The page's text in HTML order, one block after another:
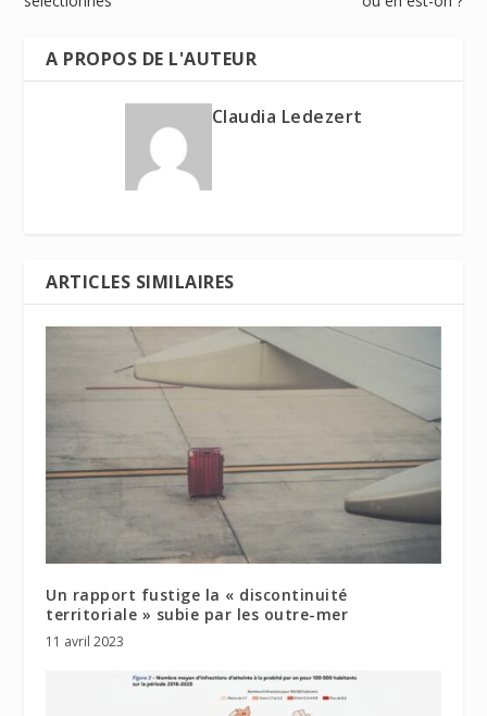
A PROPOS DE L'AUTEUR
Claudia Ledezert
ARTICLES SIMILAIRES
Un rapport fustige la « discontinuité
territoriale » subie par les outre-mer
11 avril 2023